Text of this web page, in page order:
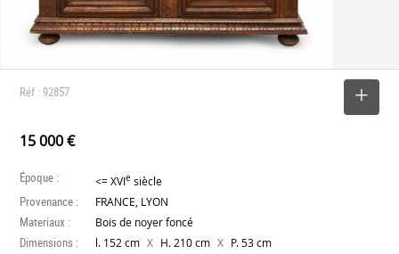
Réf : 92857
15 000 €
Époque : <= XVIe siècle
Provenance : FRANCE, LYON
Materiaux : Bois de noyer foncé
Dimensions : l. 152 cm X H. 210 cm X P. 53 cm